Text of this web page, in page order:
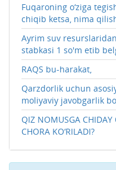
Fuqaroning o‘ziga
chiqib ketsa, nima
Ayrim suv
stabkasi 1 so'm etib
RAQS bu-harakat,
Qarzdorlik uchun
moliyaviy javobgarlik
QIZ NOMUSGA
CHORA KO‘RILADI?